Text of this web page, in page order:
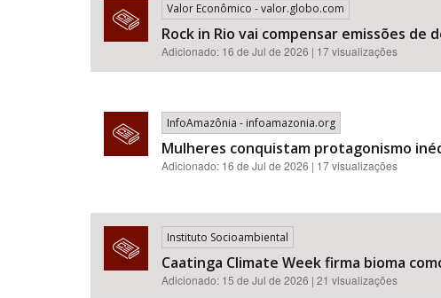
Valor Econômico - valor.globo.com
Rock in Rio vai compensar emissões de
Adicionado: 16 de Jul de 2026 | 17 visualizações
InfoAmazônia - infoamazonia.org
Mulheres conquistam protagonismo
Adicionado: 16 de Jul de 2026 | 17 visualizações
Instituto Socioambiental
Caatinga Climate Week firma bioma
Adicionado: 15 de Jul de 2026 | 21 visualizações